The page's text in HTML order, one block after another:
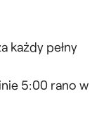
każdy pełny
5:00 rano w